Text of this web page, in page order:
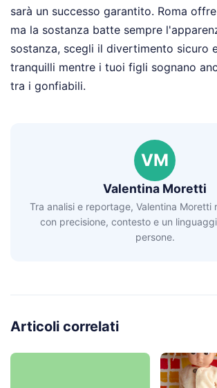
sarà un successo garantito. Roma
ma la sostanza batte sempre
sostanza, scegli il divertimento sicuro
tranquilli mentre i tuoi figli sognano
tra i gonfiabili.
VM
Valentina Moretti
Tra analisi e reportage, Valentina Moretti
con precisione, contesto e un
persone.
Articoli correlati